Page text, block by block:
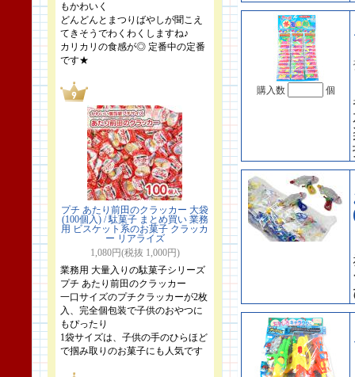
もかわいく
どんどんとまつりばやしが聞こえ
てきそうでわくわくしますね♪
カリカリの食感が◎ 定番中の定番
です★
プチ あたり前田のクラッカー 大袋
(100個入) / 駄菓子 まとめ買い 業務
用 ビスケット系のお菓子 クラッカ
ー リアライズ
1,080円(税抜 1,000円)
業務用 大量入りの駄菓子シリーズ
プチ あたり前田のクラッカー
一口サイズのプチクラッカーが2枚
入、完全個包装で子供のおやつに
もぴったり
1袋サイズは、子供の手のひらほど
で掴み取りのお菓子にも人気です
購入数 個